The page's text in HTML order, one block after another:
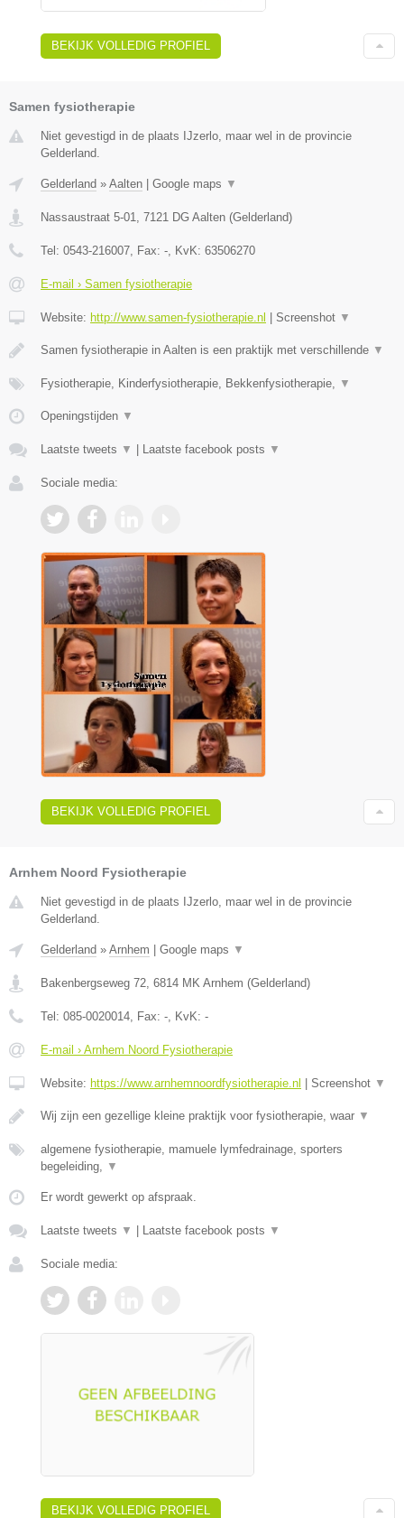
BEKIJK VOLLEDIG PROFIEL
Samen fysiotherapie
Niet gevestigd in de plaats IJzerlo, maar wel in de provincie
Gelderland.
Gelderland » Aalten Google maps ▼
Nassaustraat 5-01 7121 DG Aalten (Gelderland)
Tel: 0543-216007 , Fax: - , KvK: 63506270
E-mail › Samen fysiotherapie
Website: http://www.samen-fysiotherapie.nl Screenshot ▼
Samen fysiotherapie in Aalten is een praktijk met verschillende ▼
Fysiotherapie, Kinderfysiotherapie, Bekkenfysiotherapie, ▼
Openingstijden ▼
Laatste tweets ▼ Laatste facebook posts ▼
Sociale media:
BEKIJK VOLLEDIG PROFIEL
Arnhem Noord Fysiotherapie
Niet gevestigd in de plaats IJzerlo, maar wel in de provincie
Gelderland.
Gelderland » Arnhem Google maps ▼
Bakenbergseweg 72 6814 MK Arnhem (Gelderland)
Tel: 085-0020014 , Fax: - , KvK: -
E-mail › Arnhem Noord Fysiotherapie
Website: https://www.arnhemnoordfysiotherapie.nl Screenshot ▼
Wij zijn een gezellige kleine praktijk voor fysiotherapie, waar ▼
algemene fysiotherapie, mamuele lymfedrainage, sporters
begeleiding,
▼
Er wordt gewerkt op afspraak.
Laatste tweets ▼ Laatste facebook posts ▼
Sociale media:
BEKIJK VOLLEDIG PROFIEL